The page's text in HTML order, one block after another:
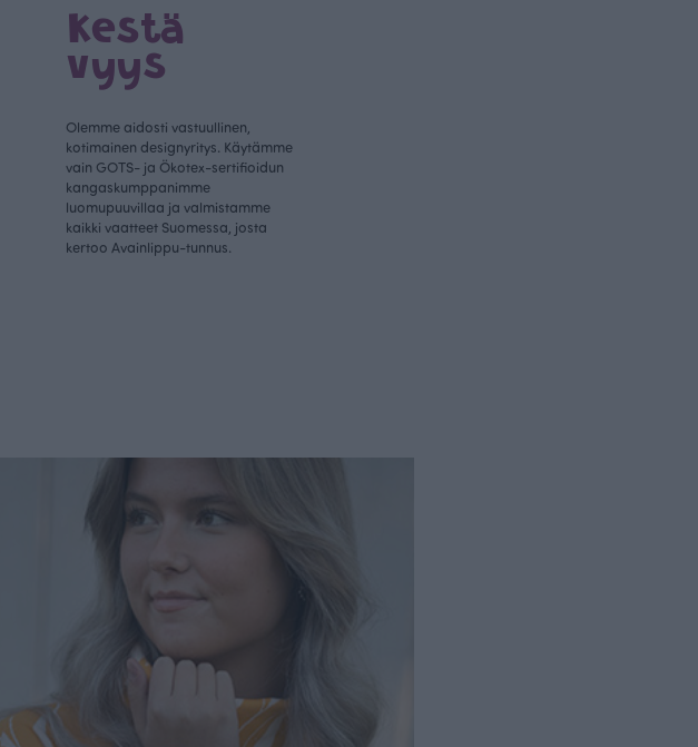
Kestä
vyys
Olemme aidosti vastuullinen,
kotimainen designyritys. Käytämme
vain GOTS- ja Ökotex-sertifioidun
kangaskumppanimme
luomupuuvillaa ja valmistamme
kaikki vaatteet Suomessa, josta
kertoo Avainlippu-tunnus.